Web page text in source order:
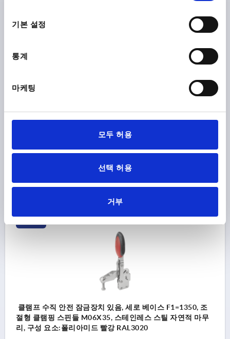
기본 설정
통계
마케팅
모두 허용
선택 허용
거부
홀딩력 F1 N=2000
클램핑력 F3 N=940
핀 위치2 홀딩암의 개구 각도=93°
핀 위치1 그립의 개구 각도=26°
클램핑 스핀들=M8X45
A=21 A1=39 A2=9
A3=19
주문 번호:K0663.108100
부가세 별도
세부 사항
클램프 수직 안전 잠금장치 있음, 세로 베이스 F1=1350, 조
절형 클램핑 스핀들 M06X35, 스테인레스 스틸 자연적 마무
리, 구성 요소:폴리아미드 빨강 RAL3020